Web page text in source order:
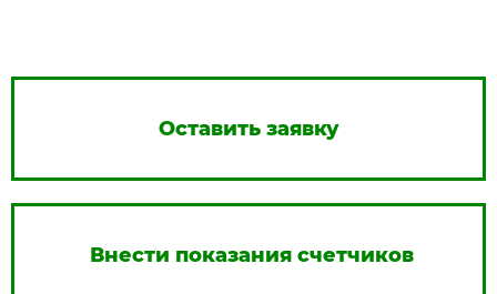
Оставить заявку
Внести показания счетчиков